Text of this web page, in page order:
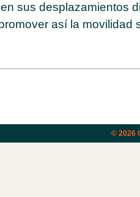
sus desplazamientos
así la movilidad
© 2026